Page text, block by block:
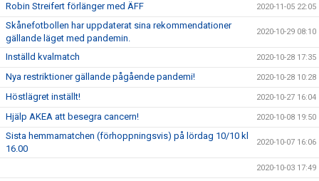
Robin Streifert förlänger med ÄFF 2020-11-05 22:05
Skånefotbollen har uppdaterat sina rekommendationer
gällande läget med pandemin.
2020-10-29 08:10
Inställd kvalmatch 2020-10-28 17:35
Nya restriktioner gällande pågående pandemi! 2020-10-28 10:28
Höstlägret inställt! 2020-10-27 16:04
Hjälp AKEA att besegra cancern! 2020-10-08 19:50
Sista hemmamatchen (förhoppningsvis) på lördag 10/10 kl
16.00
2020-10-07 16:06
2020-10-03 17:49